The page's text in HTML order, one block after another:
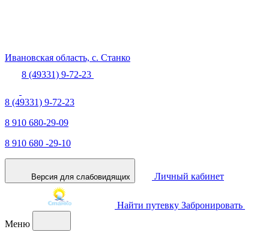
Ивановская область, с. Станко
8 (49331) 9-72-23
8 (49331) 9-72-23
8 910 680-29-09
8 910 680 -29-10
Версия для слабовидящих Личный кабинет
Найти путевку Забронировать
Меню